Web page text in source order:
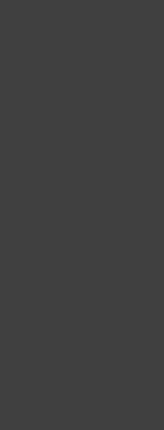
Telefoon. Nu al?!
heb ik drie dagen om Kwazulu